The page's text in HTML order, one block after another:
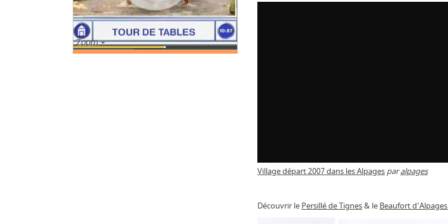
Zoom +
Village départ 2007 dans les Alpages paralpages
Découvrir le Persillé de Tignes& le Beaufort d’Alpages